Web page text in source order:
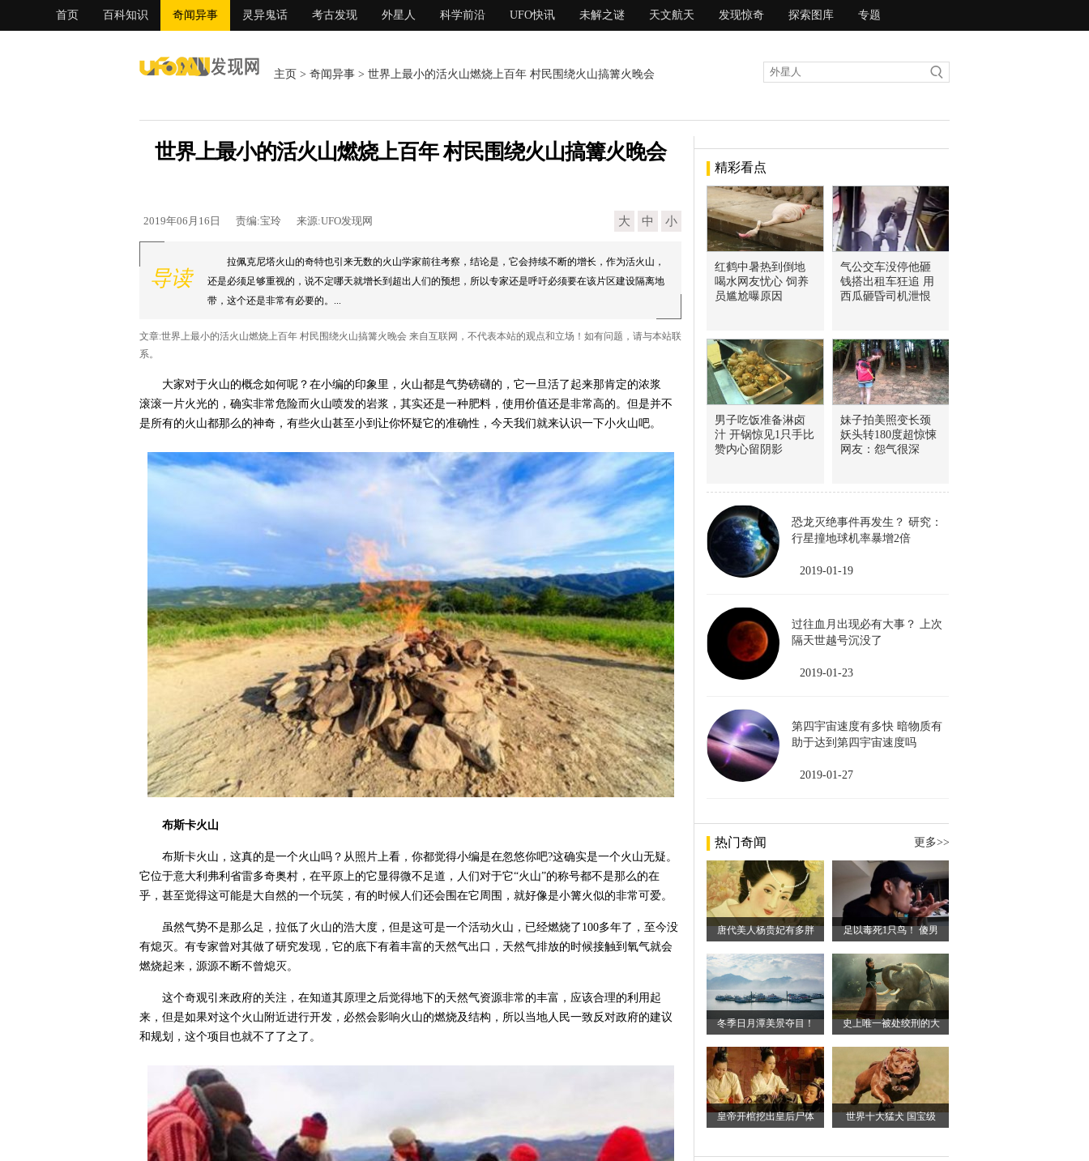
首页 百科知识 奇闻异事 灵异鬼话 考古发现 外星人 科学前沿 UFO快讯 未解之谜 天文航天 发现惊奇 探索图库 专题
主页 > 奇闻异事 > 世界上最小的活火山燃烧上百年 村民围绕火山搞篝火晚会
世界上最小的活火山燃烧上百年 村民围绕火山搞篝火晚会
2019年06月16日 责编:宝玲 来源:UFO发现网 大 中 小
导读
拉佩克尼塔火山的奇特也引来无数的火山学家前往考察，结论是，它会持续不断的增长，作为活火山，
还是必须足够重视的，说不定哪天就增长到超出人们的预想，所以专家还是呼吁必须要在该片区建设隔离地
带，这个还是非常有必要的。...
文章:世界上最小的活火山燃烧上百年 村民围绕火山搞篝火晚会 来自互联网，不代表本站的观点和立场！如有问题，请与本站联
系。
大家对于火山的概念如何呢？在小编的印象里，火山都是气势磅礴的，它一旦活了起来那肯定的浓浆
滚滚一片火光的，确实非常危险而火山喷发的岩浆，其实还是一种肥料，使用价值还是非常高的。但是并不
是所有的火山都那么的神奇，有些火山甚至小到让你怀疑它的准确性，今天我们就来认识一下小火山吧。
布斯卡火山
布斯卡火山，这真的是一个火山吗？从照片上看，你都觉得小编是在忽悠你吧?这确实是一个火山无疑。
它位于意大利弗利省雷多奇奥村，在平原上的它显得微不足道，人们对于它“火山”的称号都不是那么的在
乎，甚至觉得这可能是大自然的一个玩笑，有的时候人们还会围在它周围，就好像是小篝火似的非常可爱。
虽然气势不是那么足，拉低了火山的浩大度，但是这可是一个活动火山，已经燃烧了100多年了，至今没
有熄灭。有专家曾对其做了研究发现，它的底下有着丰富的天然气出口，天然气排放的时候接触到氧气就会
燃烧起来，源源不断不曾熄灭。
这个奇观引来政府的关注，在知道其原理之后觉得地下的天然气资源非常的丰富，应该合理的利用起
来，但是如果对这个火山附近进行开发，必然会影响火山的燃烧及结构，所以当地人民一致反对政府的建议
和规划，这个项目也就不了了之了。
精彩看点
红鹤中暑热到倒地
喝水网友忧心 饲养
员尴尬曝原因
气公交车没停他砸
钱搭出租车狂追 用
西瓜砸昏司机泄恨
男子吃饭准备淋卤
汁 开锅惊见1只手比
赞内心留阴影
妹子拍美照变长颈
妖头转180度超惊悚
网友：怨气很深
恐龙灭绝事件再发生？ 研究：
行星撞地球机率暴增2倍
2019-01-19
过往血月出现必有大事？ 上次
隔天世越号沉没了
2019-01-23
第四宇宙速度有多快 暗物质有
助于达到第四宇宙速度吗
2019-01-27
热门奇闻 更多>>
唐代美人杨贵妃有多胖 足以毒死1只鸟！ 傻男
冬季日月潭美景夺目！ 史上唯一被处绞刑的大
皇帝开棺挖出皇后尸体 世界十大猛犬 国宝级